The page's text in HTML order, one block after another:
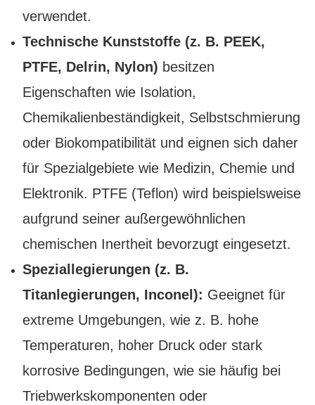
verwendet.
Technische Kunststoffe (z. B. PEEK,
PTFE, Delrin, Nylon) besitzen
Eigenschaften wie Isolation,
Chemikalienbeständigkeit, Selbstschmierung
oder Biokompatibilität und eignen sich daher
für Spezialgebiete wie Medizin, Chemie und
Elektronik. PTFE (Teflon) wird beispielsweise
aufgrund seiner außergewöhnlichen
chemischen Inertheit bevorzugt eingesetzt.
Speziallegierungen (z. B.
Titanlegierungen, Inconel): Geeignet für
extreme Umgebungen, wie z. B. hohe
Temperaturen, hoher Druck oder stark
korrosive Bedingungen, wie sie häufig bei
Triebwerkskomponenten oder